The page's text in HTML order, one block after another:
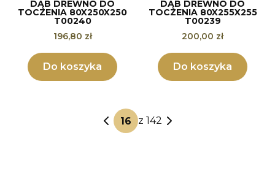
DĄB DREWNO DO
TOCZENIA 80X250X250
T00240
Cena
196,80 zł
Do koszyka
DĄB DREWNO DO
TOCZENIA 80X255X255
T00239
Cena
200,00 zł
Do koszyka
z 142